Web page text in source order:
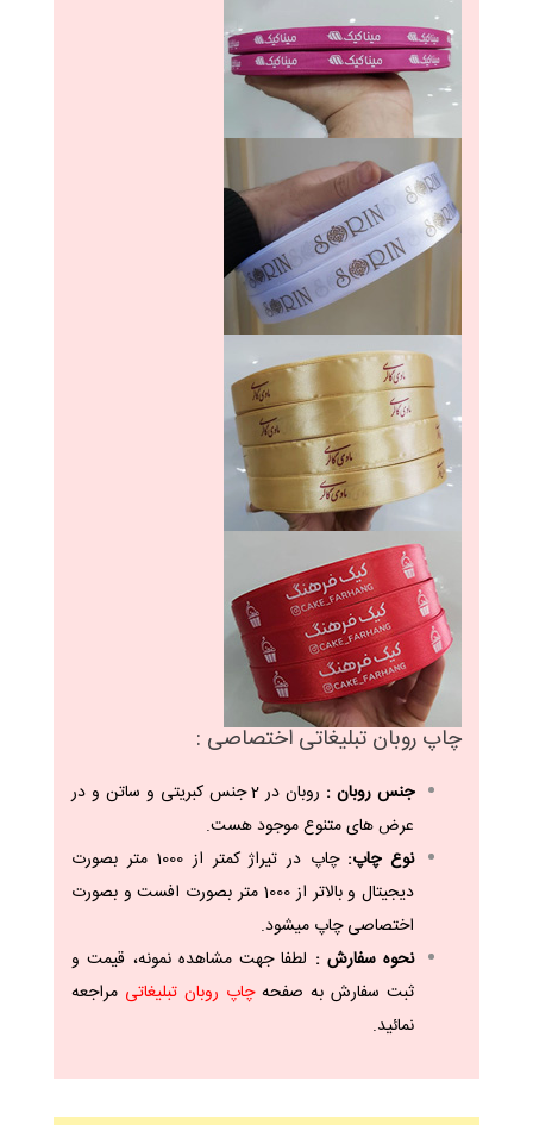
چاپ روبان تبلیغاتی اختصاصی :
جنس روبان :
روبان در 2 جنس کبریتی و ساتن و در
عرض های متنوع موجود هست.
نوع چاپ:
چاپ در تیراژ کمتر از 1000 متر بصورت
دیجیتال و بالاتر از 1000 متر بصورت افست و بصورت
اختصاصی چاپ میشود.
نحوه سفارش : لطفا جهت مشاهده نمونه، قیمت و
ثبت سفارش به صفحهچاپ روبان تبلیغاتی مراجعه
نمائید.